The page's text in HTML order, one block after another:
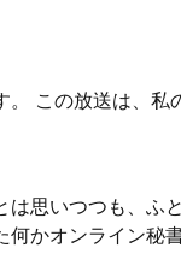
この放送は、私
思いつつも、ふ
かオンライン秘